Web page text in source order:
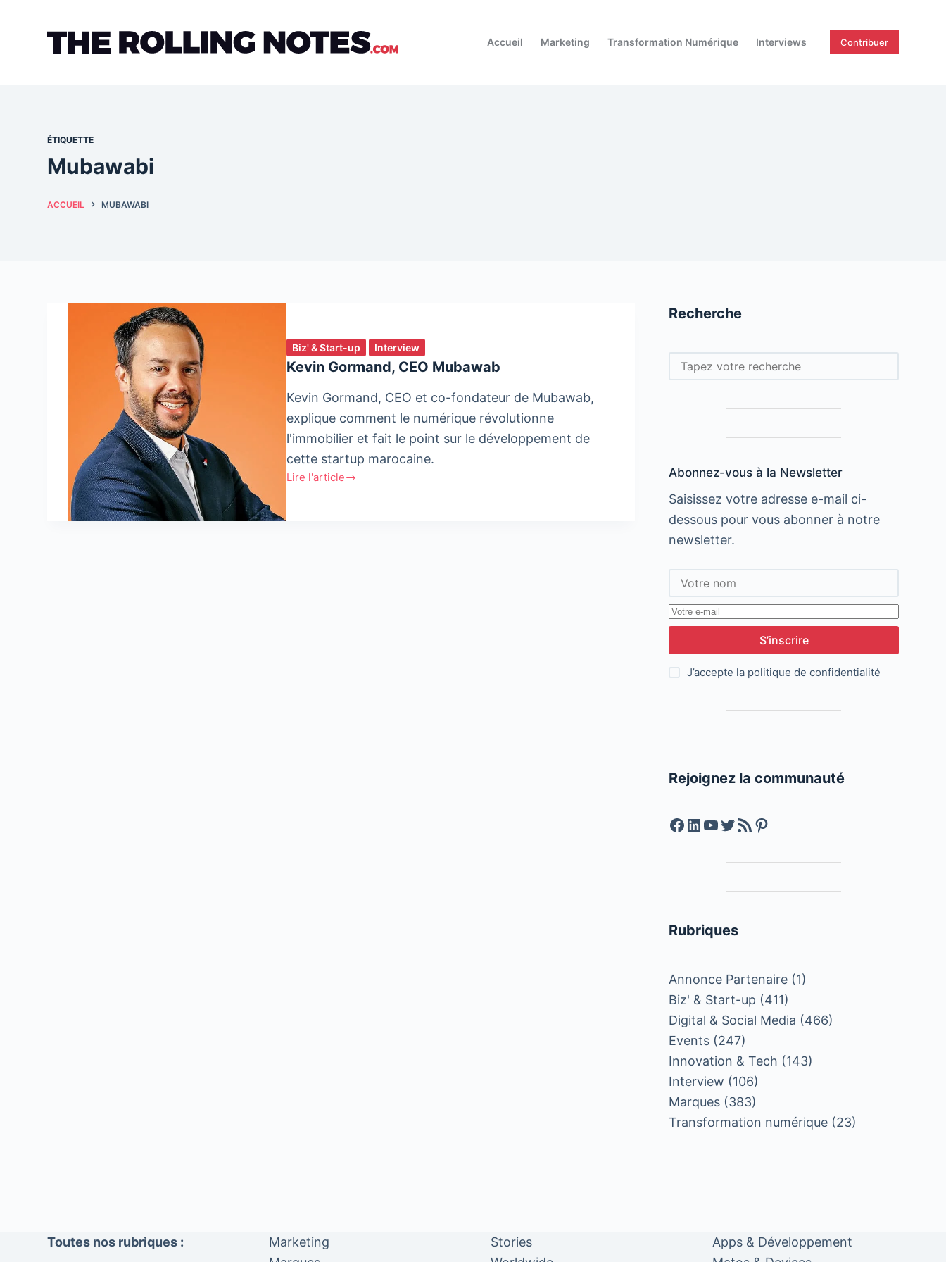
Accueil Marketing Transformation Numérique Interviews Contribuer
ÉTIQUETTE
Mubawabi
ACCUEIL MUBAWABI
Biz' & Start-up Interview
Kevin Gormand, CEO Mubawab
Kevin Gormand, CEO et co-fondateur de Mubawab,
explique comment le numérique révolutionne
l'immobilier et fait le point sur le développement de
cette startup marocaine.
Lire l'article
Kevin
CEO
Recherche
Rechercher
Abonnez-vous à la Newsletter
Saisissez votre adresse e-mail ci-
dessous pour vous abonner à notre
newsletter.
S’inscrire
J’accepte la politique de confidentialité
Rejoignez la communauté
Facebook
LinkedIn
YouTube
Twitter
Feed RSSPinterest
Rubriques
Annonce Partenaire (1)
Biz' & Start-up (411)
Digital & Social Media (466)
Events (247)
Innovation & Tech (143)
Interview (106)
Marques (383)
Transformation numérique (23)
Toutes nos rubriques :
Marketing
Stories
Apps & Développement